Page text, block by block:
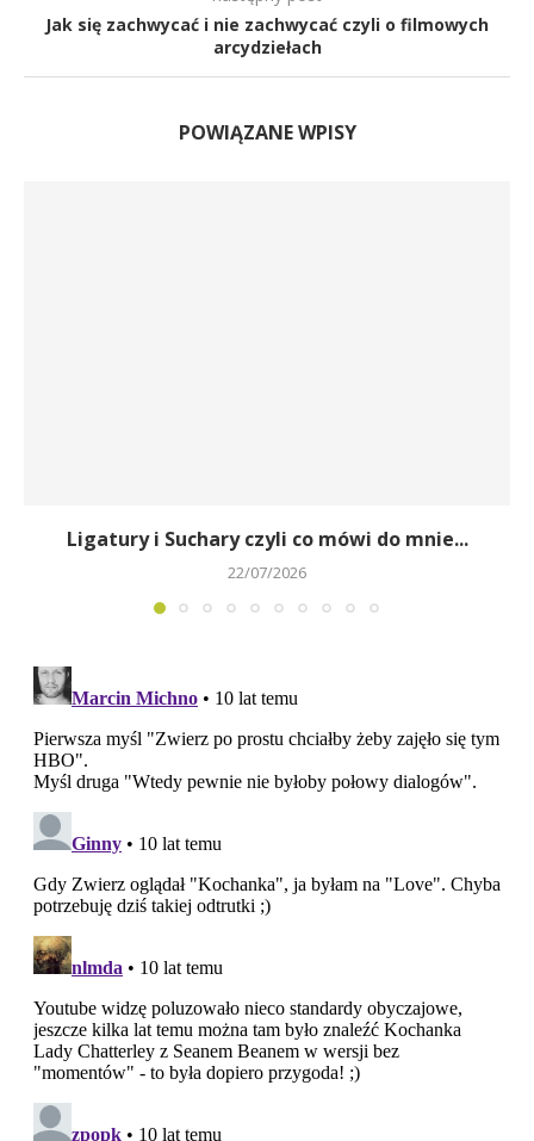
Jak się zachwycać i nie zachwycać czyli o filmowych
arcydziełach
POWIĄZANE WPISY
Ligatury i Suchary czyli co mówi do mnie...
22/07/2026